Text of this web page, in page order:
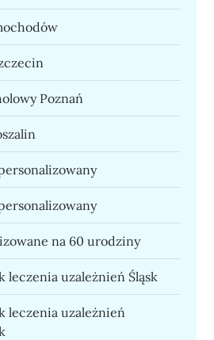
Poznań
na 60 urodziny
leczenia uzależnień Śląsk
leczenia uzależnień